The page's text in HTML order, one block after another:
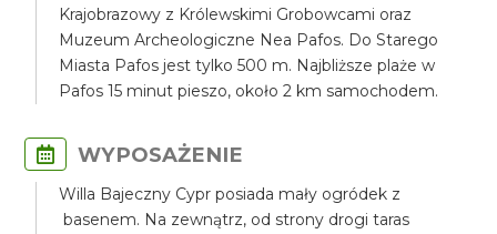
Krajobrazowy z Królewskimi Grobowcami oraz
Muzeum Archeologiczne Nea Pafos. Do Starego
Miasta Pafos jest tylko 500 m. Najbliższe plaże w
Pafos 15 minut pieszo, około 2 km samochodem.
WYPOSAŻENIE
Willa Bajeczny Cypr posiada mały ogródek z
basenem. Na zewnątrz, od strony drogi taras